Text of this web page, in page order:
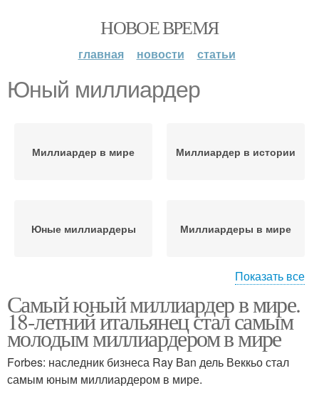
НОВОЕ ВРЕМЯ
главная новости статьи
Юный миллиардер
Миллиардер в мире Миллиардер в истории
Юные миллиардеры Миллиардеры в мире
Российские
миллиардеры
Показать все
Самый юный миллиардер в мире.
18-летний итальянец стал самым
молодым миллиардером в мире
Forbes: наследник бизнеса Ray Ban дель Веккьо стал
самым юным миллиардером в мире.